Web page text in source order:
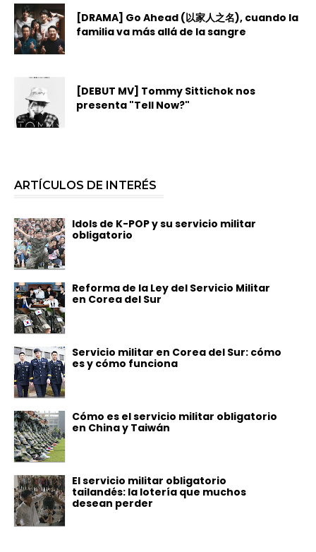
[DRAMA] Go Ahead (以家人之名), cuando la
familia va más allá de la sangre
[DEBUT MV] Tommy Sittichok nos
presenta "Tell Now?"
ARTÍCULOS DE INTERÉS
Idols de K-POP y su servicio militar
obligatorio
Reforma de la Ley del Servicio Militar
en Corea del Sur
Servicio militar en Corea del Sur: cómo
es y cómo funciona
Cómo es el servicio militar obligatorio
en China y Taiwán
El servicio militar obligatorio
tailandés: la lotería que muchos
desean perder